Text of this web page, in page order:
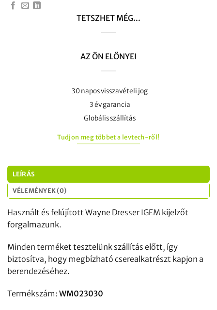
TETSZHET MÉG...
AZ ÖN ELŐNYEI
30 napos visszavételi jog
3 év garancia
Globális szállítás
Tudjon meg többet a levtech-ről!
LEÍRÁS
VÉLEMÉNYEK (0)
Használt és felújított Wayne Dresser IGEM kijelzőt
forgalmazunk.
Minden terméket tesztelünk szállítás előtt, így
biztosítva, hogy megbízható cserealkatrészt kapjon a
berendezéséhez.
Termékszám: WM023030